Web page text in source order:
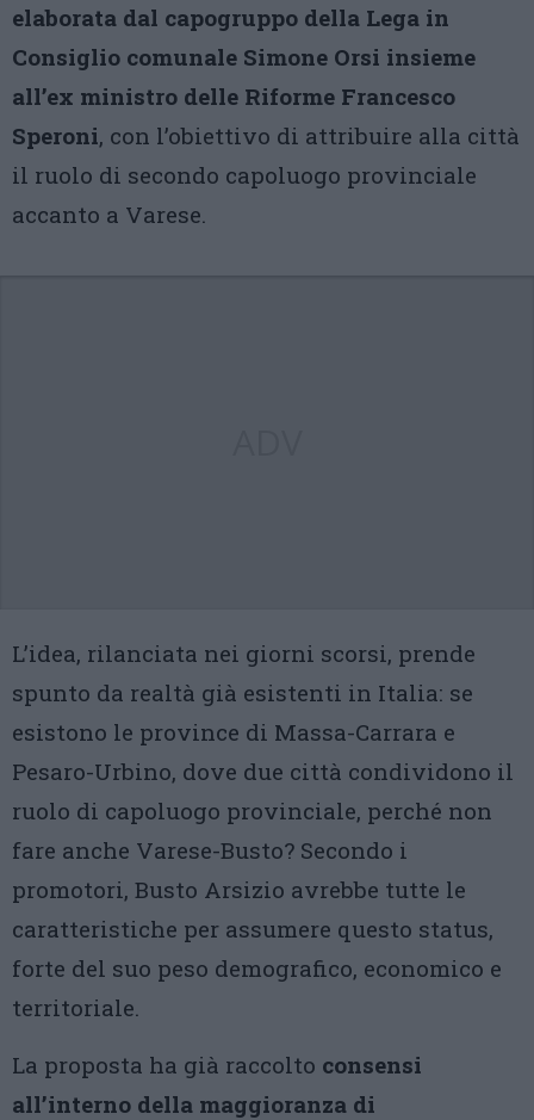
elaborata dal capogruppo della Lega in
Consiglio comunale Simone Orsi insieme
all’ex ministro delle Riforme Francesco
Speroni, con l’obiettivo di attribuire alla città
il ruolo di secondo capoluogo provinciale
accanto a Varese.
L’idea, rilanciata nei giorni scorsi, prende
spunto da realtà già esistenti in Italia: se
esistono le province di Massa-Carrara e
Pesaro-Urbino, dove due città condividono il
ruolo di capoluogo provinciale, perché non
fare anche Varese-Busto? Secondo i
promotori, Busto Arsizio avrebbe tutte le
caratteristiche per assumere questo status,
forte del suo peso demografico, economico e
territoriale.
La proposta ha già raccolto consensi
all’interno della maggioranza di